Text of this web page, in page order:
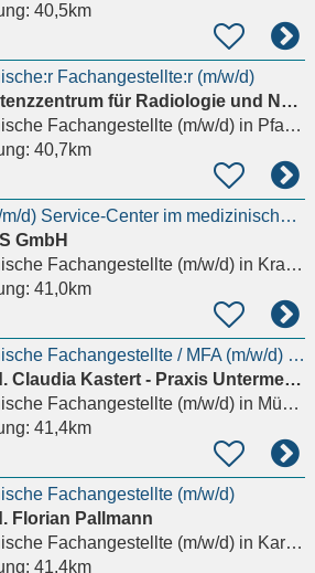
40,5km
Fachangestellte:r (m/w/d)
Kompetenzzentrum für Radiologie und Nuklearmedizin Dres. Boos & Moog
Fachangestellte (m/w/d)in Pfaffenhofen an der Ilm, Niederscheyern
40,7km
MFA (w/m/d) Service-Center im medizinischen Bereich
GmbH
Fachangestellte (m/w/d)in Krailling
41,0km
Medizinische Fachangestellte / MFA (m/w/d) in Vollzeit für moderne Hausarztpraxis
Dr. med. Claudia Kastert - Praxis Untermenzing
Fachangestellte (m/w/d)in München
41,4km
Fachangestellte (m/w/d)
Florian Pallmann
Fachangestellte (m/w/d)in Karlshuld
41,4km